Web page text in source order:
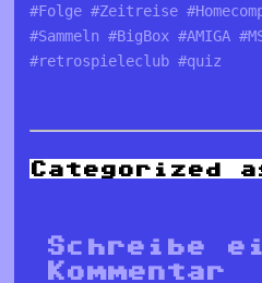
#Folge #Zeitreise
#Sammeln #BigBox #AMIGA
#retrospieleclub #quiz
Categorized
Schreibe
Kommentar